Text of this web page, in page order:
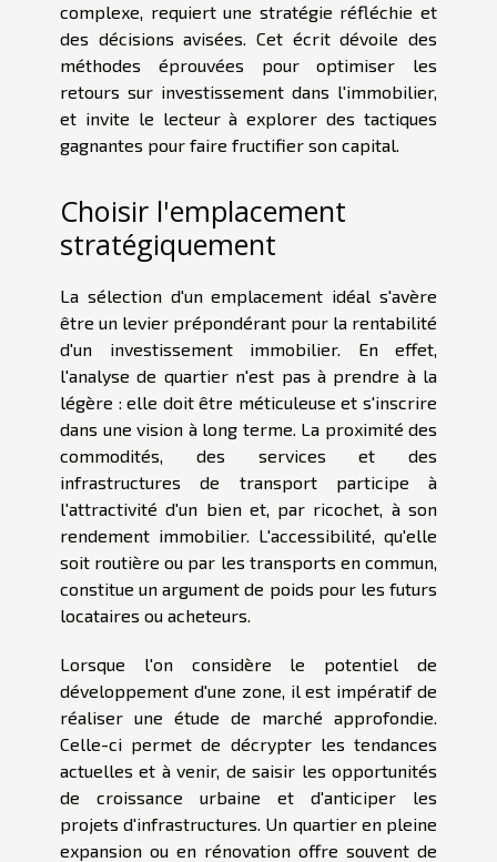
complexe, requiert une stratégie réfléchie et
des décisions avisées. Cet écrit dévoile des
méthodes éprouvées pour optimiser les
retours sur investissement dans l'immobilier,
et invite le lecteur à explorer des tactiques
gagnantes pour faire fructifier son capital.
Choisir l'emplacement
stratégiquement
La sélection d'un emplacement idéal s'avère
être un levier prépondérant pour la rentabilité
d'un investissement immobilier. En effet,
l'analyse de quartier n'est pas à prendre à la
légère : elle doit être méticuleuse et s'inscrire
dans une vision à long terme. La proximité des
commodités, des services et des
infrastructures de transport participe à
l'attractivité d'un bien et, par ricochet, à son
rendement immobilier. L'accessibilité, qu'elle
soit routière ou par les transports en commun,
constitue un argument de poids pour les futurs
locataires ou acheteurs.
Lorsque l'on considère le potentiel de
développement d'une zone, il est impératif de
réaliser une étude de marché approfondie.
Celle-ci permet de décrypter les tendances
actuelles et à venir, de saisir les opportunités
de croissance urbaine et d'anticiper les
projets d'infrastructures. Un quartier en pleine
expansion ou en rénovation offre souvent de